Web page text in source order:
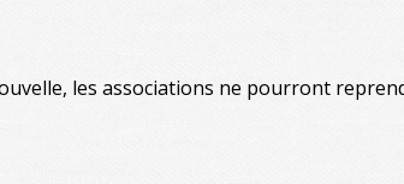
les associations ne pourront